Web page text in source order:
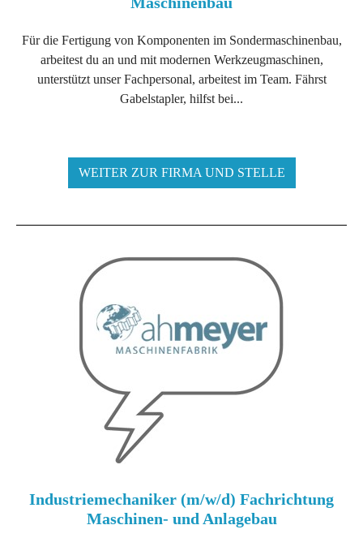
Für die Fertigung von Komponenten im Sondermaschinenbau,
arbeitest du an und mit modernen Werkzeugmaschinen,
unterstützt unser Fachpersonal, arbeitest im Team. Fährst
Gabelstapler, hilfst bei...
WEITER ZUR FIRMA UND STELLE
Industriemechaniker (m/w/d) Fachrichtung
Maschinen- und Anlagebau